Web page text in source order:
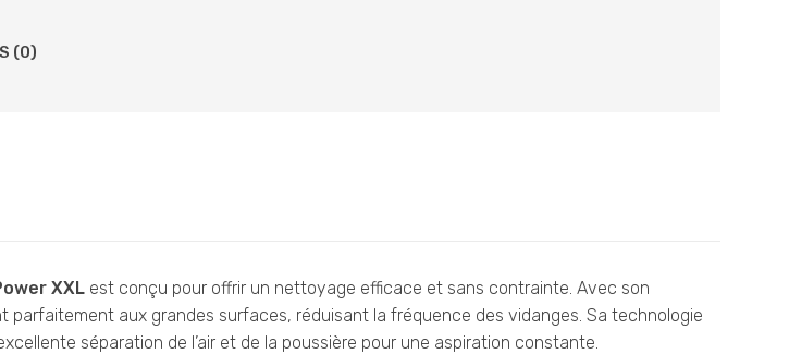
(0)
XXL est conçu pour offrir un nettoyage efficace et sans contrainte. Avec son
parfaitement aux grandes surfaces, réduisant la fréquence des vidanges. Sa technologie
séparation de l’air et de la poussière pour une aspiration constante.